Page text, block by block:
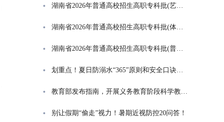
湖南省2026年普通高校招生高职专科批(艺术类)第一次投档分数线
湖南省2026年普通高校招生高职专科批(体育类)第一次投档分数线
湖南省2026年普通高校招生高职专科批(普通类)第一次投档分数线
划重点！夏日防溺水“365”原则和安全口诀一起学
教育部发布指南，开展义务教育阶段科学教育“做中学”领航行动
别让假期“偷走”视力！暑期近视防控20问答！